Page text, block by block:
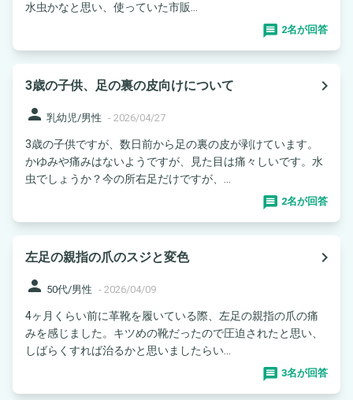
水虫かなと思い、使っていた市販...
2名が回答
3歳の子供、足の裏の皮向けについて
navigate_next
person 乳幼児/男性 - 2026/04/27
3歳の子供ですが、数日前から足の裏の皮が剥けています。
かゆみや痛みはないようですが、見た目は痛々しいです。水
虫でしょうか？今の所右足だけですが、...
2名が回答
左足の親指の爪のスジと変色
navigate_next
person 50代/男性 - 2026/04/09
4ヶ月くらい前に革靴を履いている際、左足の親指の爪の痛
みを感じました。キツめの靴だったので圧迫されたと思い、
しばらくすれば治るかと思いましたらい...
3名が回答